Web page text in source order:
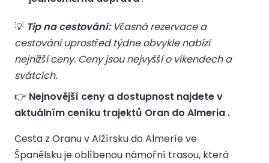
💡 Tip na cestování:Včasná rezervace a
cestování uprostřed týdne obvykle nabízí
nejnižší ceny. Ceny jsou nejvyšší o víkendech a
svátcích.
👉 Nejnovější ceny a dostupnost najdete v
aktuálním ceníku trajektů Oran do Almeria .
Cesta z Oranu v Alžírsku do Almeríe ve
Španělsku je oblíbenou námořní trasou, která